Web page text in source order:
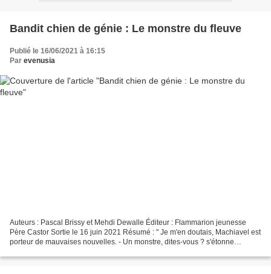
Bandit chien de génie : Le monstre du fleuve
Publié le 16/06/2021 à 16:15
Par evenusia
Auteurs : Pascal Brissy et Mehdi Dewalle Éditeur : Flammarion jeunesse
Père Castor Sortie le 16 juin 2021 Résumé : " Je m'en doutais, Machiavel est
porteur de mauvaises nouvelles. - Un monstre, dites-vous ? s'étonne